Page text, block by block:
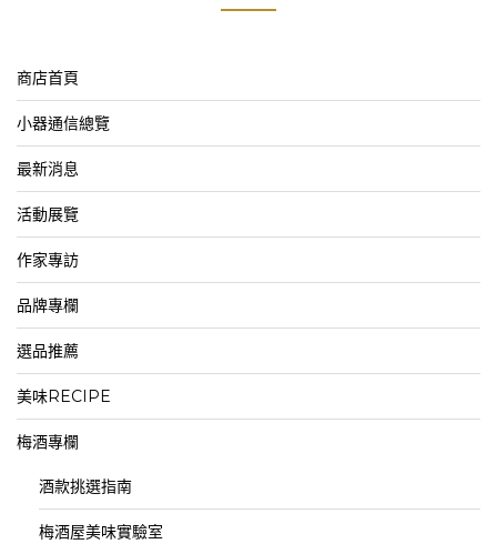
商店首頁
小器通信總覽
最新消息
活動展覽
作家專訪
品牌專欄
選品推薦
美味RECIPE
梅酒專欄
酒款挑選指南
梅酒屋美味實驗室